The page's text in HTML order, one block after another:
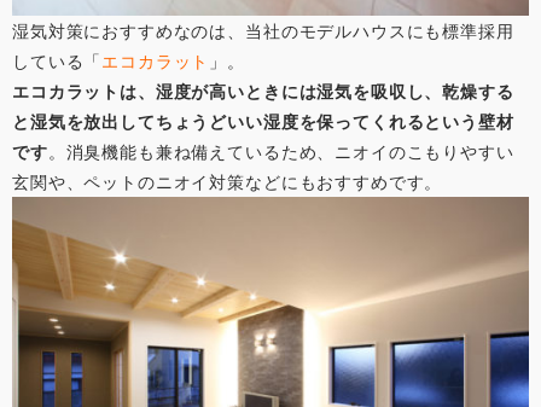
湿気対策におすすめなのは、当社のモデルハウスにも標準採用
している「 エコカラット 」。
エコカラットは、湿度が高いときには湿気を吸収し、乾燥する
と湿気を放出してちょうどいい湿度を保ってくれるという壁材
です。消臭機能も兼ね備えているため、ニオイのこもりやすい
玄関や、ペットのニオイ対策などにもおすすめです。